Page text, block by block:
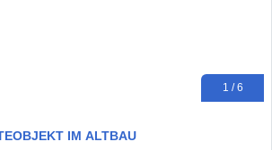
1 / 6
IM ALTBAU